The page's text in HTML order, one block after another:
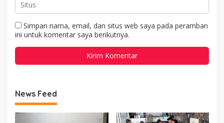
Simpan nama, email, dan situs web saya pada peramban
ini untuk komentar saya berikutnya.
News Feed